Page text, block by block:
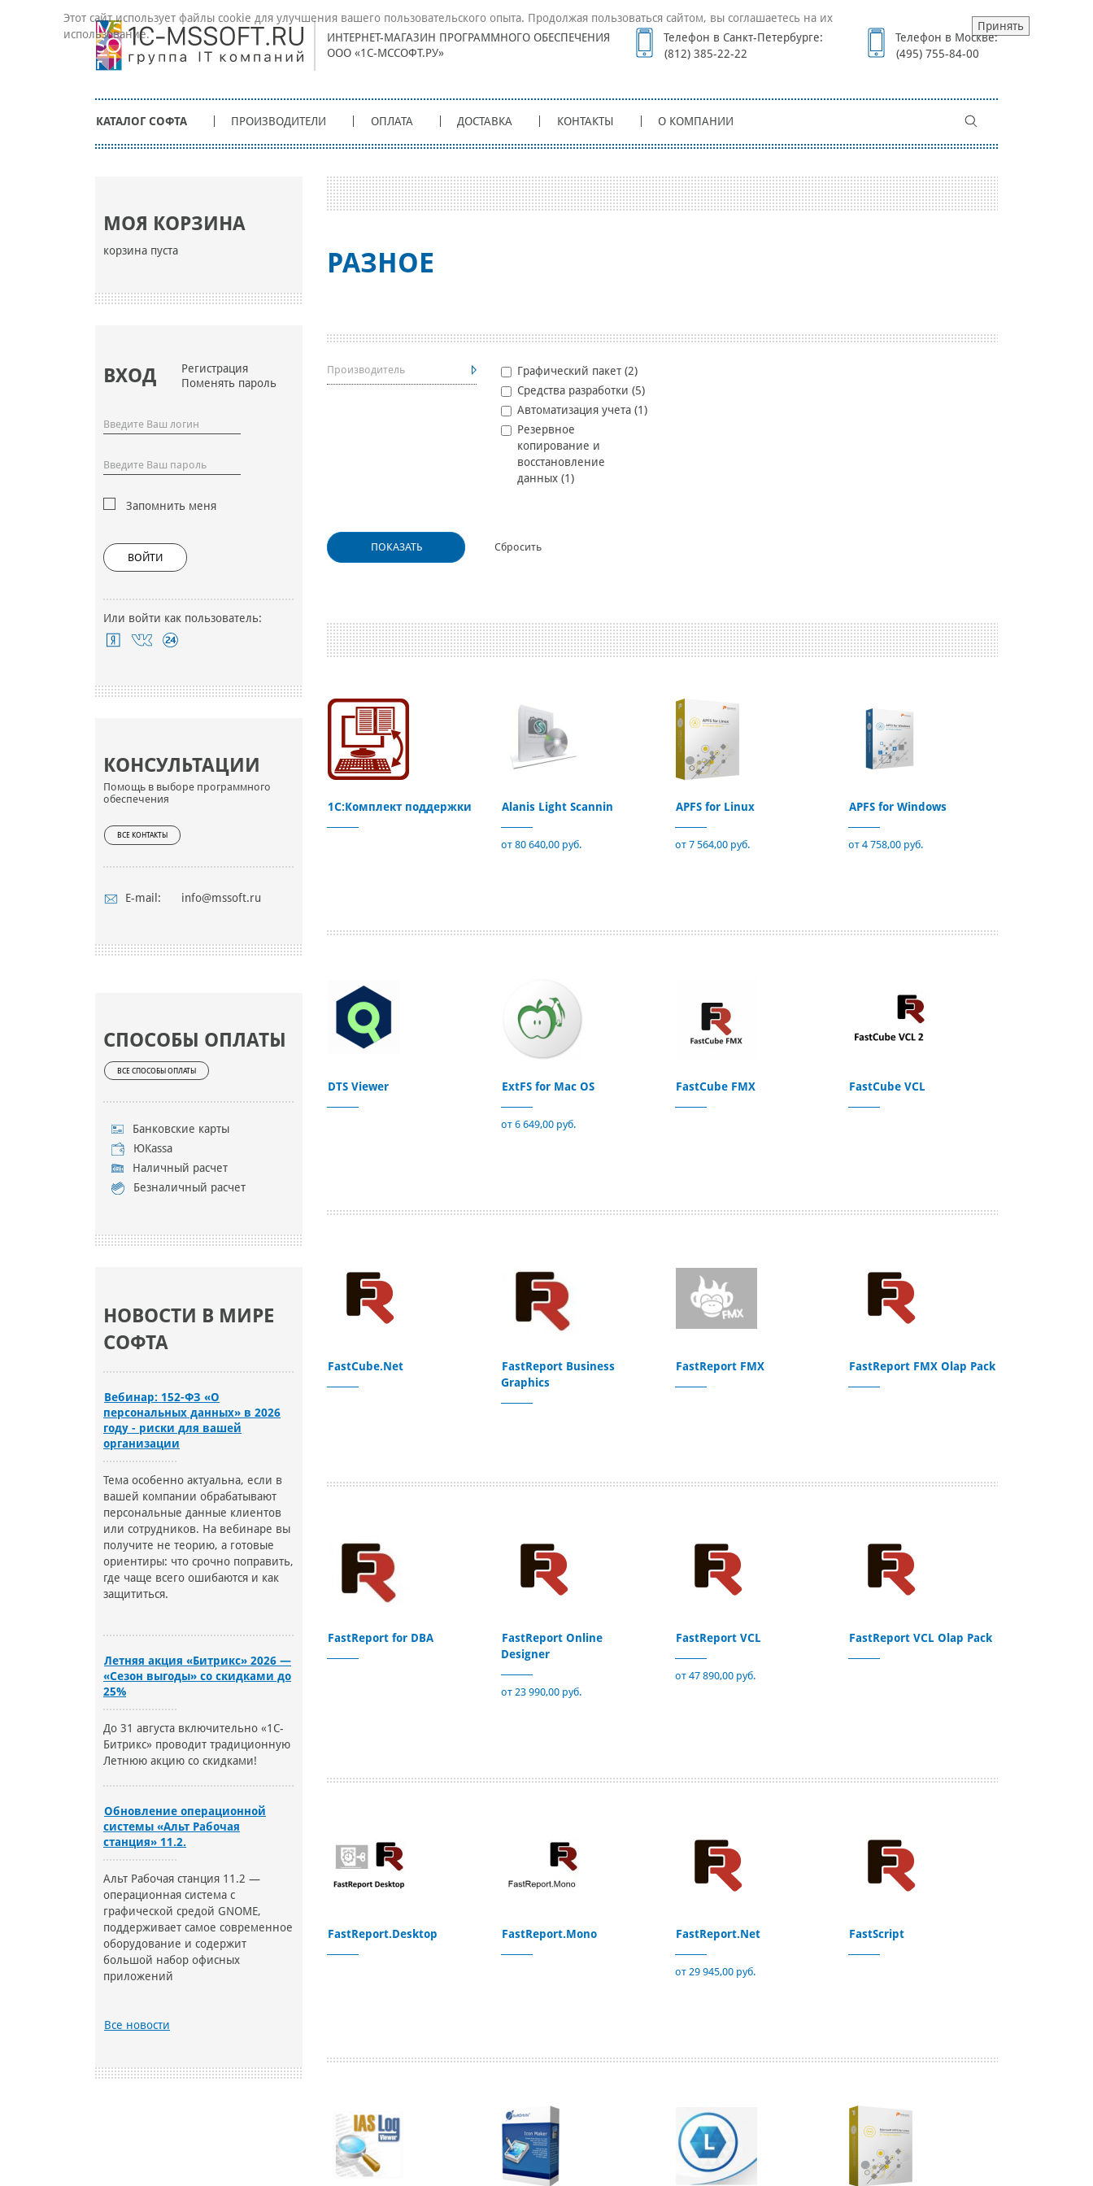
ИНТЕРНЕТ-МАГАЗИН ПРОГРАММНОГО ОБЕСПЕЧЕНИЯ
ООО «1С-МССОФТ.РУ»
Телефон в Санкт-Петербурге:
(812) 385-22-22
Телефон в Москве:
(495) 755-84-00
КАТАЛОГ СОФТА ПРОИЗВОДИТЕЛИ ОПЛАТА ДОСТАВКА КОНТАКТЫ О КОМПАНИИ
МОЯ КОРЗИНА
корзина пуста
ВХОД
Регистрация
Поменять пароль
Запомнить меня
ВОЙТИ
Или войти как пользователь:
КОНСУЛЬТАЦИИ
Помощь в выборе программного
обеспечения
ВСЕ КОНТАКТЫ
E-mail: info@mssoft.ru
СПОСОБЫ ОПЛАТЫ
ВСЕ СПОСОБЫ ОПЛАТЫ
Банковские карты
ЮKassa
Наличный расчет
Безналичный расчет
НОВОСТИ В МИРЕ
СОФТА
Вебинар: 152-ФЗ «О
персональных данных» в 2026
году - риски для вашей
организации
Тема особенно актуальна, если в
вашей компании обрабатывают
персональные данные клиентов
или сотрудников. На вебинаре вы
получите не теорию, а готовые
ориентиры: что срочно поправить,
где чаще всего ошибаются и как
защититься.
Летняя акция «Битрикс» 2026 —
«Сезон выгоды» со скидками до
25%
До 31 августа включительно «1С-
Битрикс» проводит традиционную
Летнюю акцию со скидками!
Обновление операционной
системы «Альт Рабочая
станция» 11.2.
Альт Рабочая станция 11.2 —
операционная система с
графической средой GNOME,
поддерживает самое современное
оборудование и содержит
большой набор офисных
приложений
Все новости
РАЗНОЕ
Производитель Графический пакет (2)
Средства разработки (5)
Автоматизация учета (1)
Резервное
копирование и
восстановление
данных (1)
1C:Комплект поддержки Alanis Light Scannin
от 80 640,00 руб.
APFS for Linux
от 7 564,00 руб.
APFS for Windows
от 4 758,00 руб.
DTS Viewer ExtFS for Mac OS
от 6 649,00 руб.
FastCube FMX FastCube VCL
FastCube.Net
FastReport Business
Graphics
FastReport FMX FastReport FMX Olap Pack
FastReport for DBA
FastReport Online
Designer
от 23 990,00 руб.
FastReport VCL
от 47 890,00 руб.
FastReport VCL Olap Pack
FastReport.Desktop FastReport.Mono FastReport.Net
от 29 945,00 руб.
FastScript
Этот сайт использует файлы cookie для улучшения вашего пользовательского опыта. Продолжая пользоваться сайтом, вы соглашаетесь на их
использование.
Принять